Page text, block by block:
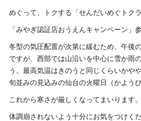
めぐって、トクする「せんだいめぐトク
「みやぎ認証店おうえんキャンペーン」
冬型の気圧配置が次第に緩むため、午後
ですが、西部では山沿いを中心に雪か雨
う。最高気温はきのうと同じくらいかや
旬並みの見込みの仙台の火曜日（かようび
これから寒さが厳しくなってまいります。
体調崩されないよう十分にお気をつけくだ